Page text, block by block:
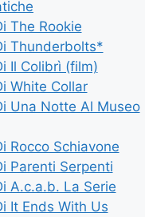
The Rookie
Thunderbolts*
Il Colibrì (film)
White Collar
Una Notte Al Museo
Rocco Schiavone
Parenti Serpenti
A.c.a.b. La Serie
It Ends With Us